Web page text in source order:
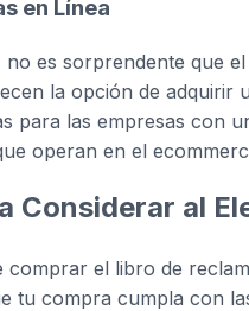
en Línea
no es sorprendente que
la opción de adquirir
para las empresas con
operan en el
Considerar al
comprar el libro de
tu compra cumpla con